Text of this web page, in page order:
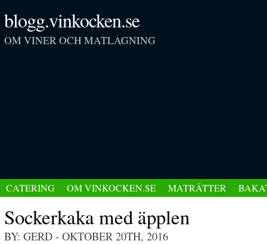
blogg.vinkocken.se
OM VINER OCH MATLAGNING
CATERING OM VINKOCKEN.SE MATRÄTTER
Sockerkaka med äpplen
BY: GERD - OKTOBER 20TH, 2016